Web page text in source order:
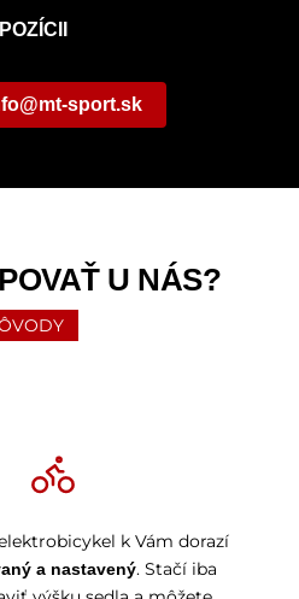
sport.sk
U NÁS?
k Vám dorazí
a nastavený. Stačí iba